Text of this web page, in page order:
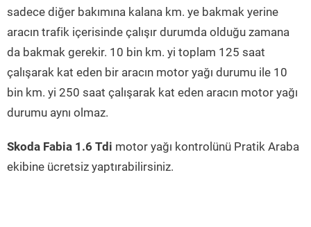
sadece diğer bakımına kalana km. ye bakmak yerine
aracın trafik içerisinde çalışır durumda olduğu zamana
da bakmak gerekir. 10 bin km. yi toplam 125 saat
çalışarak kat eden bir aracın motor yağı durumu ile 10
bin km. yi 250 saat çalışarak kat eden aracın motor yağı
durumu aynı olmaz.
Skoda Fabia 1.6 Tdi motor yağı kontrolünü Pratik Araba
ekibine ücretsiz yaptırabilirsiniz.